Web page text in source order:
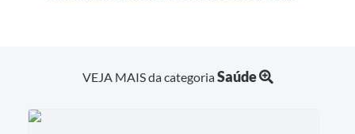
VEJA MAIS da categoriaSaúde